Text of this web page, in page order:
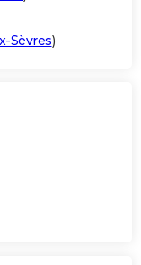
Sèvres)